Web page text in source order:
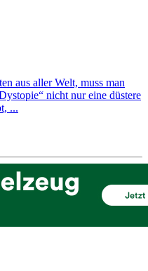
aus aller Welt, muss man
nicht nur eine düstere
...